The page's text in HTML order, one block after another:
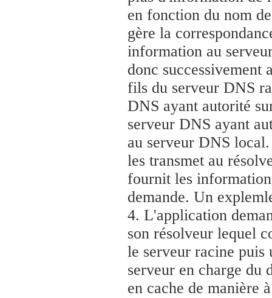
en fonction du nom
gère la
information au
donc
fils du serveur DNS
DNS ayant autorité
serveur DNS ayant
au serveur DNS
les transmet au
fournit les
demande. Un
4. L'application
son résolveur lequel
le serveur racine
serveur en charge du
en cache de manière